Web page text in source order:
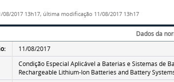
08/2017 13h17, última modificação 11/08/2017 13h17
Dados da
11/08/2017
Condição Especial Aplicável a Baterias e Sistemas de
Rechargeable Lithium-Ion Batteries and Battery